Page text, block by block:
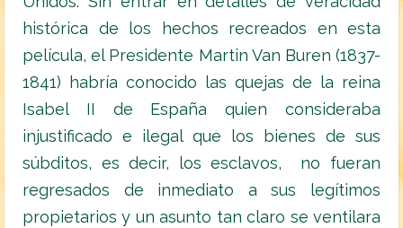
histórica de los hechos recreados en esta
película, el Presidente Martin Van Buren (1837-
1841) habría conocido las quejas de la reina
Isabel II de España quien consideraba
injustificado e ilegal que los bienes de sus
súbditos, es decir, los esclavos, no fueran
regresados de inmediato a sus legítimos
propietarios y un asunto tan claro se ventilara